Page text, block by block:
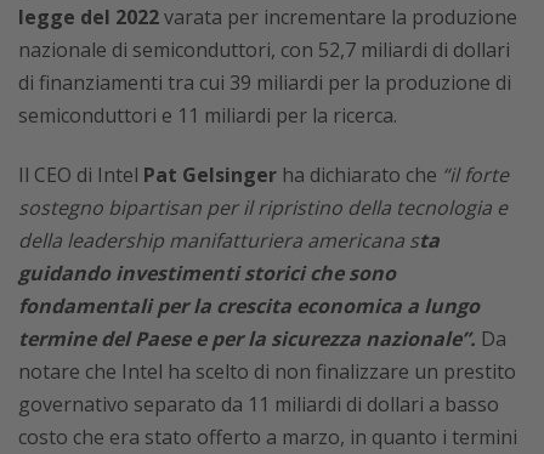
legge del 2022varata per incrementare la produzione
nazionale di semiconduttori, con 52,7 miliardi di dollari
di finanziamenti tra cui 39 miliardi per la produzione di
semiconduttori e 11 miliardi per la ricerca.
Il CEO di Intel Pat Gelsinger ha dichiarato che “il forte
sostegno bipartisan per il ripristino della tecnologia e
della leadership manifatturiera americana sta
guidando investimenti storici che sono
fondamentali per la crescita economica a lungo
termine del Paese e per la sicurezza nazionale”. Da
notare che Intel ha scelto di non finalizzare un prestito
governativo separato da 11 miliardi di dollari a basso
costo che era stato offerto a marzo, in quanto i termini